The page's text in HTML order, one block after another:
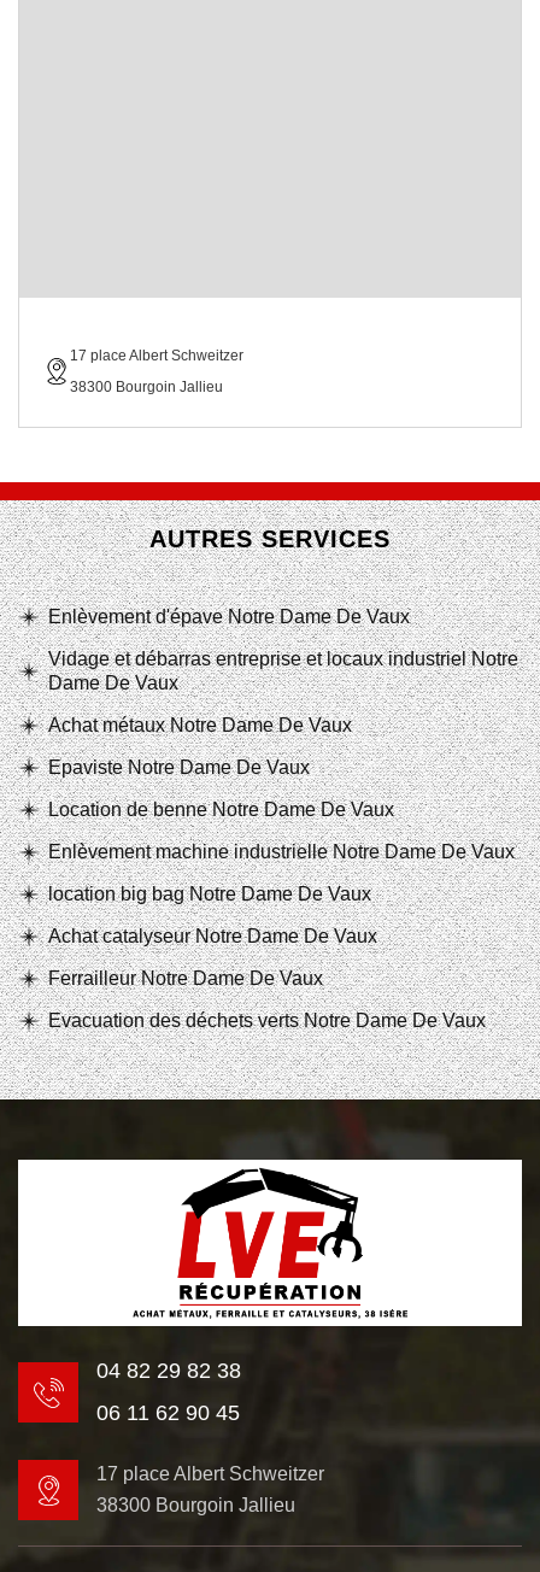
17 place Albert Schweitzer
38300 Bourgoin Jallieu
AUTRES SERVICES
Enlèvement d'épave Notre Dame De Vaux
Vidage et débarras entreprise et locaux industriel Notre
Dame De Vaux
Achat métaux Notre Dame De Vaux
Epaviste Notre Dame De Vaux
Location de benne Notre Dame De Vaux
Enlèvement machine industrielle Notre Dame De Vaux
location big bag Notre Dame De Vaux
Achat catalyseur Notre Dame De Vaux
Ferrailleur Notre Dame De Vaux
Evacuation des déchets verts Notre Dame De Vaux
04 82 29 82 38
06 11 62 90 45
17 place Albert Schweitzer
38300 Bourgoin Jallieu